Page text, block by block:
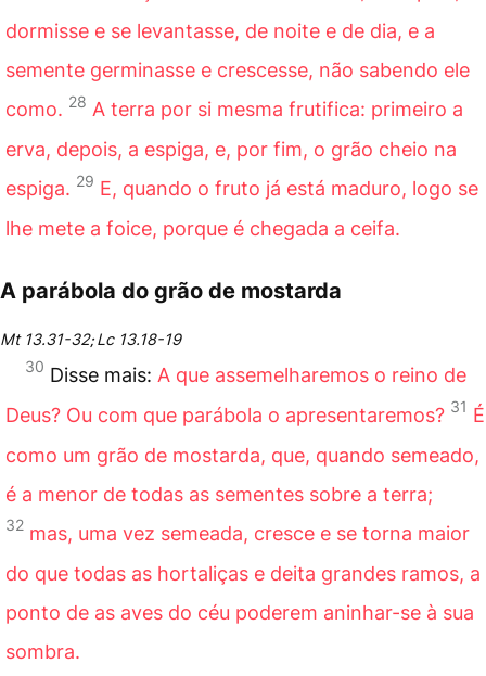
dormisse e se levantasse, de noite e de dia, e a
semente germinasse e crescesse, não sabendo ele
como. 28 A terra por si mesma frutifica: primeiro a
erva, depois, a espiga, e, por fim, o grão cheio na
espiga. 29 E, quando o fruto já está maduro, logo se
lhe mete a foice, porque é chegada a ceifa.
A parábola do grão de mostarda
Mt 13.31-32;Lc 13.18-19
30 Disse mais: A que assemelharemos o reino de
Deus? Ou com que parábola o apresentaremos? 31 É
como um grão de mostarda, que, quando semeado,
é a menor de todas as sementes sobre a terra;
32 mas, uma vez semeada, cresce e se torna maior
do que todas as hortaliças e deita grandes ramos, a
ponto de as aves do céu poderem aninhar-se à sua
sombra.